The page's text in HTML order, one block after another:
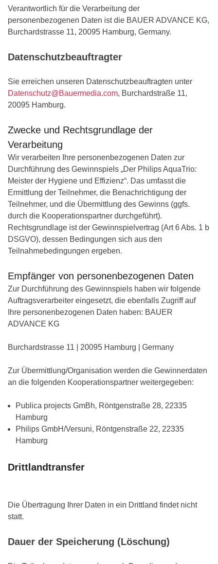
Verantwortlich für die Verarbeitung der
personenbezogenen Daten ist die BAUER ADVANCE KG,
Burchardstrasse 11, 20095 Hamburg, Germany.
Datenschutzbeauftragter
Sie erreichen unseren Datenschutzbeauftragten unter
Datenschutz@Bauermedia.com, Burchardstraße 11,
20095 Hamburg.
Zwecke und Rechtsgrundlage der
Verarbeitung
Wir verarbeiten Ihre personenbezogenen Daten zur
Durchführung des Gewinnspiels „Der Philips AquaTrio:
Meister der Hygiene und Effizienz“. Das umfasst die
Ermittlung der Teilnehmer, die Benachrichtigung der
Teilnehmer, und die Übermittlung des Gewinns (ggfs.
durch die Kooperationspartner durchgeführt).
Rechtsgrundlage ist der Gewinnspielvertrag (Art 6 Abs. 1 b
DSGVO), dessen Bedingungen sich aus den
Teilnahmebedingungen ergeben.
Empfänger von personenbezogenen Daten
Zur Durchführung des Gewinnspiels haben wir folgende
Auftragsverarbeiter eingesetzt, die ebenfalls Zugriff auf
Ihre personenbezogenen Daten haben: BAUER
ADVANCE KG
Burchardstrasse 11 | 20095 Hamburg | Germany
Zur Übermittlung/Organisation werden die Gewinnerdaten
an die folgenden Kooperationspartner weitergegeben:
Publica projects GmBh, Röntgenstraße 28, 22335
Hamburg
Philips GmbH/Versuni, Röntgenstraße 22, 22335
Hamburg
Drittlandtransfer
Die Übertragung Ihrer Daten in ein Drittland findet nicht
statt.
Dauer der Speicherung (Löschung)